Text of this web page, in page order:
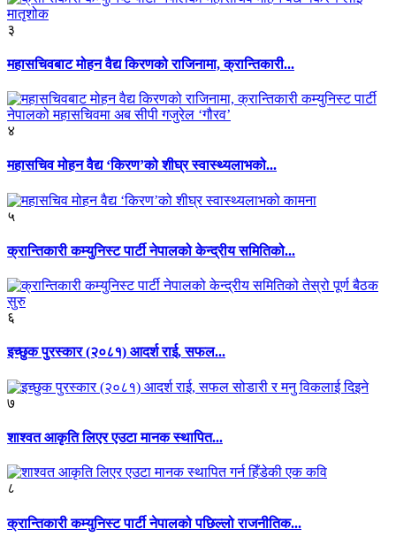
३
महासचिवबाट मोहन वैद्य किरणको राजिनामा, क्रान्तिकारी...
४
महासचिव मोहन वैद्य ‘किरण’को शीघ्र स्वास्थ्यलाभको...
५
क्रान्तिकारी कम्युनिस्ट पार्टी नेपालको केन्द्रीय समितिको...
६
इच्छुक पुरस्कार (२०८१) आदर्श राई, सफल...
७
शाश्वत आकृति लिएर एउटा मानक स्थापित...
८
क्रान्तिकारी कम्युनिस्ट पार्टी नेपालको पछिल्लो राजनीतिक...